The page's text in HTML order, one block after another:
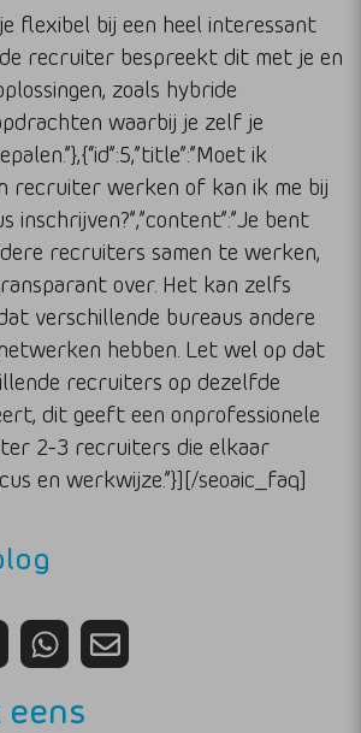
flexibel bij een heel interessant
recruiter bespreekt dit met je en
zoals hybride
waarbij je zelf je
ik
recruiter werken of kan ik me bij
inschrijven?”,”content”:”Je bent
recruiters samen te werken,
over. Het kan zelfs
verschillende bureaus andere
hebben. Let wel op dat
recruiters op dezelfde
dit geeft een onprofessionele
2-3 recruiters die elkaar
en werkwijze.”}][/seoaic_faq]
eens